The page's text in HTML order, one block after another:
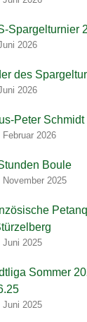
Spargelturnier
2026
des
2026
Peter
Februar 2026
Boule
November 2025
Juni 2025
Sommer
Juni 2025